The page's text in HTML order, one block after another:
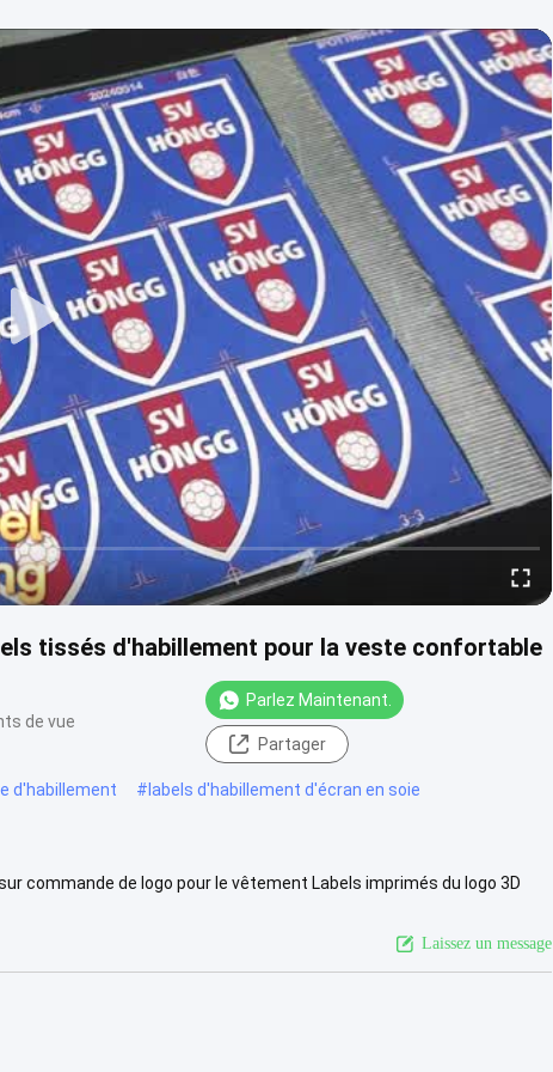
tissés d'habillement pour la veste confortable
de vue
Parlez Maintenant.
Partager
d'habillement #labels d'habillement d'écran en soie
commande de logo pour le vêtement Labels imprimés du logo 3D
Laissez un message